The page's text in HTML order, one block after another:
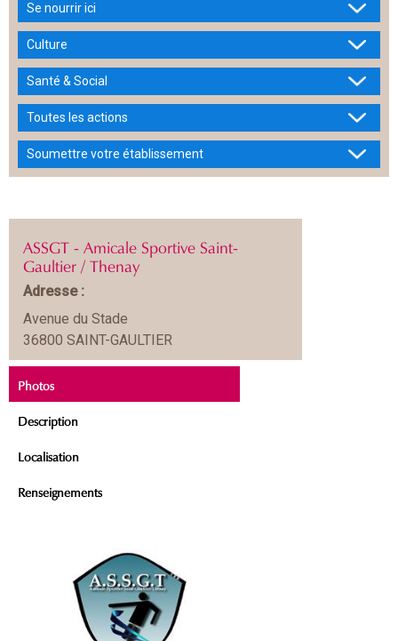
Se nourrir ici
Culture
Santé & Social
Toutes les actions
Soumettre votre établissement
ASSGT - Amicale Sportive Saint-
Gaultier / Thenay
Adresse :
Avenue du Stade
36800 SAINT-GAULTIER
Photos
Description
Localisation
Renseignements